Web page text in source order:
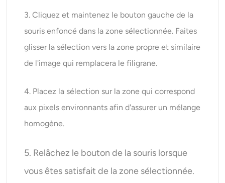
3. Cliquez et maintenez le bouton gauche de la
souris enfoncé dans la zone sélectionnée. Faites
glisser la sélection vers la zone propre et similaire
de l'image qui remplacera le filigrane.
4. Placez la sélection sur la zone qui correspond
aux pixels environnants afin d'assurer un mélange
homogène.
5. Relâchez le bouton de la souris lorsque
vous êtes satisfait de la zone sélectionnée.